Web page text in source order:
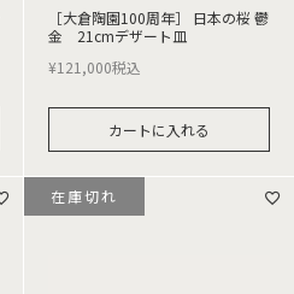
［大倉陶園100周年］ 日本の桜 鬱
金 21cmデザート皿
¥121,000税込
カートに入れる
在庫切れ